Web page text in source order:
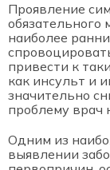
Проявление
наиболее
привести к
как инсульт и
значительно
проблему врач
Одним из
выявлении